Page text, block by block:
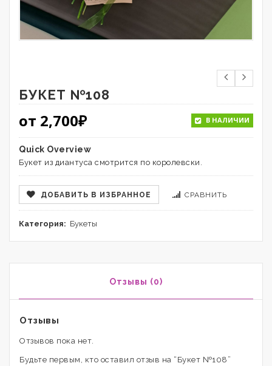
БУКЕТ №108
от 2,700₽ В НАЛИЧИИ
Quick Overview
Букет из диантуса смотрится по королевски.
ДОБАВИТЬ В ИЗБРАННОЕ СРАВНИТЬ
Категория: Букеты
Отзывы (0)
Отзывы
Отзывов пока нет.
Будьте первым, кто оставил отзыв на “Букет №108”